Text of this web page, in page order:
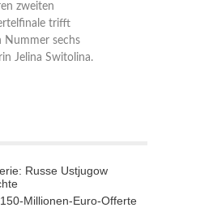
zweiten
trifft
Nummer sechs
Jelina Switolina.
Russe Ustjugow
Millionen-Euro-Offerte